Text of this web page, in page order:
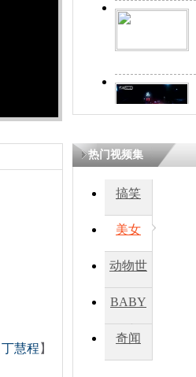
丁慧程 】
热门视频集
搞笑
美女
动物世
BABY
秀
奇闻